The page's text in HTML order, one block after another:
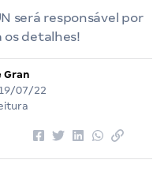
será responsável por
os detalhes!
Gran
07/22